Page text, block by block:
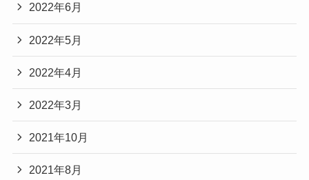
2022年6月
2022年5月
2022年4月
2022年3月
2021年10月
2021年8月